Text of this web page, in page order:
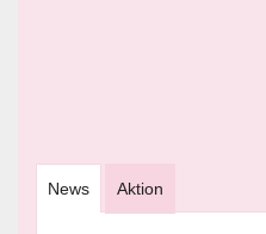
News Aktion